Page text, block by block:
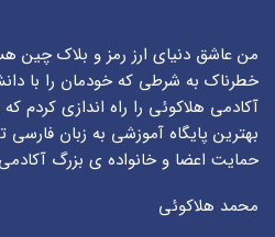
من عاشق دنیای ارز رمز و بلاک چین
خطرناک به شرطی که خودمان را با
آکادمی هلاکوئی را راه اندازی کردم
بهترین پایگاه آموزشی به زبان فارسی
حمایت اعضا و خانواده ی بزرگ
محمد هلاکوئی